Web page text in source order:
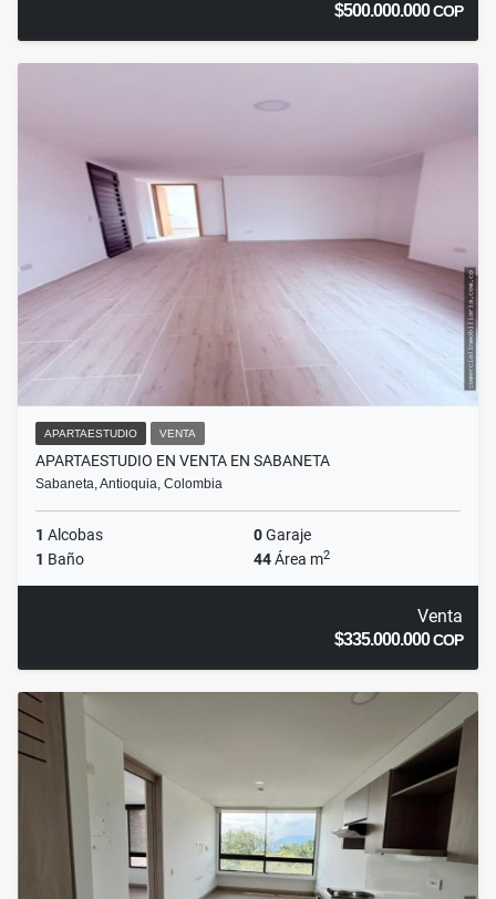
$500.000.000COP
APARTAESTUDIO VENTA
APARTAESTUDIO EN VENTA EN SABANETA
Sabaneta, Antioquia, Colombia
1 Alcobas 0Garaje
1 Baño 44Área m2
Venta
$335.000.000COP